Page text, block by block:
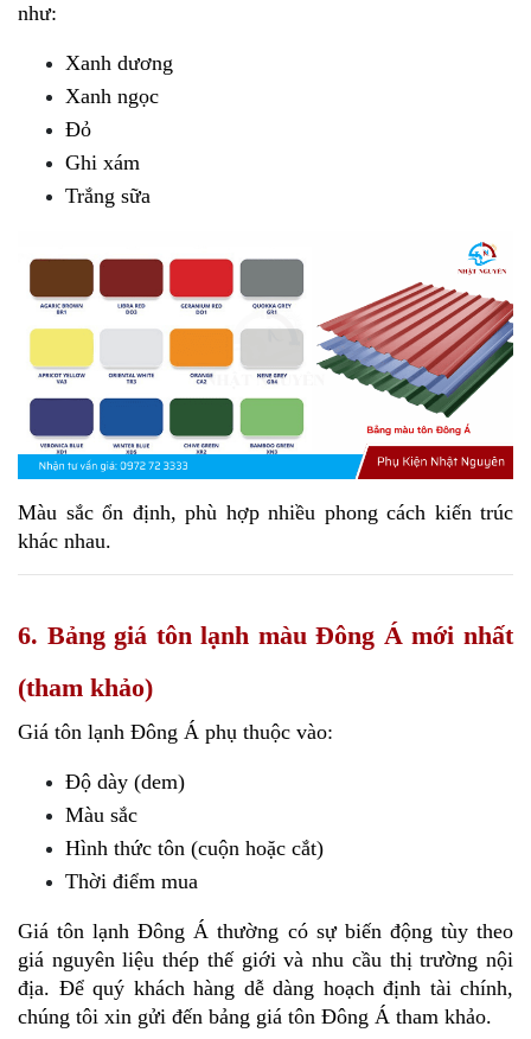
như:
Xanh dương
Xanh ngọc
Đỏ
Ghi xám
Trắng sữa
Màu sắc ổn định, phù hợp nhiều phong cách kiến trúc
khác nhau.
6. Bảng giá tôn lạnh màu Đông Á mới nhất
(tham khảo)
Giá tôn lạnh Đông Á phụ thuộc vào:
Độ dày (dem)
Màu sắc
Hình thức tôn (cuộn hoặc cắt)
Thời điểm mua
Giá tôn lạnh Đông Á thường có sự biến động tùy theo
giá nguyên liệu thép thế giới và nhu cầu thị trường nội
địa. Để quý khách hàng dễ dàng hoạch định tài chính,
chúng tôi xin gửi đến bảng giá tôn Đông Á tham khảo.